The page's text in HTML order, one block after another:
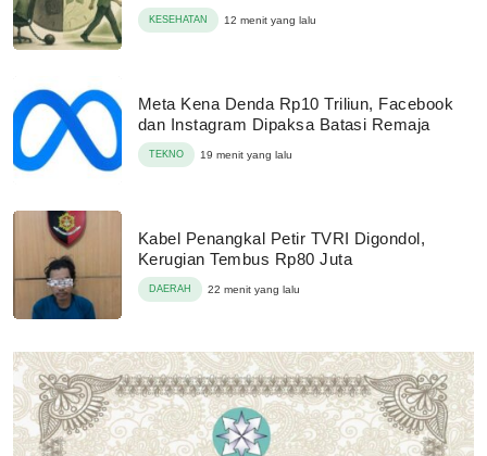
KESEHATAN 12 menit yang lalu
Meta Kena Denda Rp10 Triliun, Facebook
dan Instagram Dipaksa Batasi Remaja
TEKNO 19 menit yang lalu
Kabel Penangkal Petir TVRI Digondol,
Kerugian Tembus Rp80 Juta
DAERAH 22 menit yang lalu